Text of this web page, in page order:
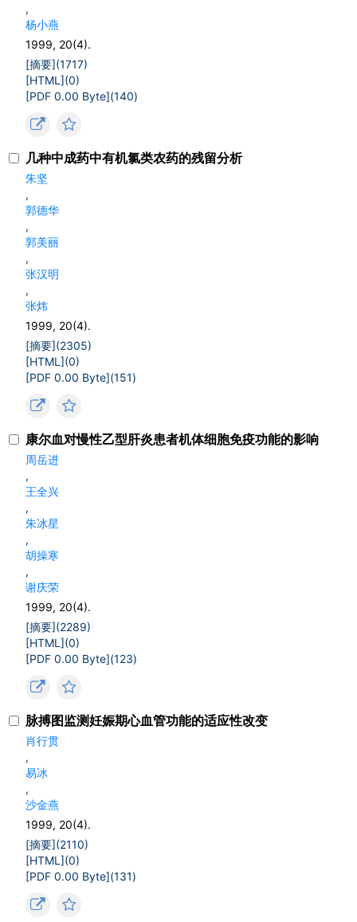
,
杨小燕
1999, 20(4).
[摘要](1717)
[HTML](0)
[PDF 0.00 Byte](140)
几种中成药中有机氯类农药的残留分析
朱坚
,
郭德华
,
郭美丽
,
张汉明
,
张炜
1999, 20(4).
[摘要](2305)
[HTML](0)
[PDF 0.00 Byte](151)
康尔血对慢性乙型肝炎患者机体细胞免疫功能的影响
周岳进
,
王全兴
,
朱冰星
,
胡操寒
,
谢庆荣
1999, 20(4).
[摘要](2289)
[HTML](0)
[PDF 0.00 Byte](123)
脉搏图监测妊娠期心血管功能的适应性改变
肖行贯
,
易冰
,
沙金燕
1999, 20(4).
[摘要](2110)
[HTML](0)
[PDF 0.00 Byte](131)